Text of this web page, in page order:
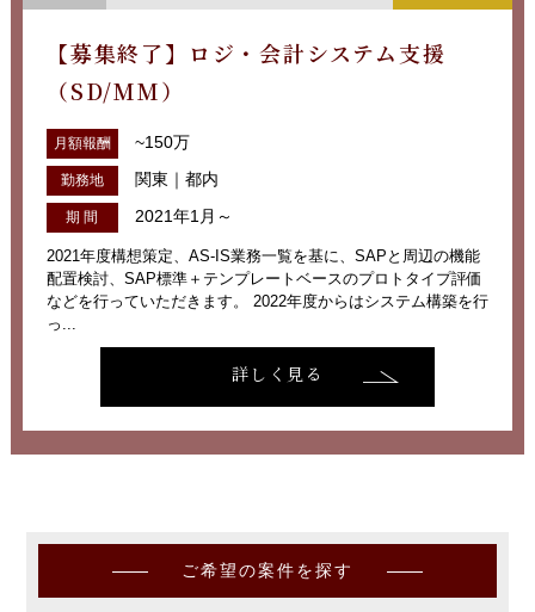
【募集終了】ロジ・会計システム支援
（SD/MM）
月額報酬 ~150万
勤務地 関東｜都内
期 間 2021年1月～
2021年度構想策定、AS-IS業務一覧を基に、SAPと周辺の機能
配置検討、SAP標準＋テンプレートベースのプロトタイプ評価
などを行っていただきます。 2022年度からはシステム構築を行
っ...
詳しく見る
ご希望の案件を探す